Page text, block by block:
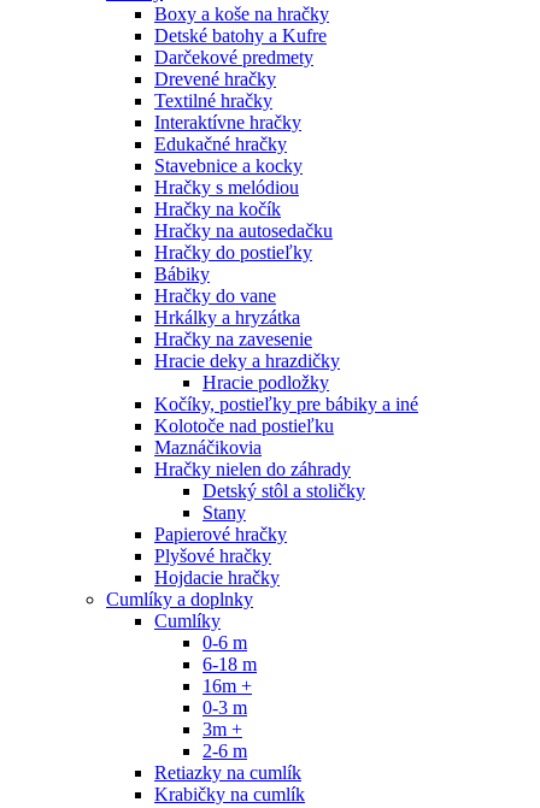
Boxy a koše na hračky
Detské batohy a Kufre
Darčekové predmety
Drevené hračky
Textilné hračky
Interaktívne hračky
Edukačné hračky
Stavebnice a kocky
Hračky s melódiou
Hračky na kočík
Hračky na autosedačku
Hračky do postieľky
Bábiky
Hračky do vane
Hrkálky a hryzátka
Hračky na zavesenie
Hracie deky a hrazdičky
Hracie podložky
Kočíky, postieľky pre bábiky a iné
Kolotoče nad postieľku
Maznáčikovia
Hračky nielen do záhrady
Detský stôl a stoličky
Stany
Papierové hračky
Plyšové hračky
Hojdacie hračky
Cumlíky a doplnky
Cumlíky
0-6 m
6-18 m
16m +
0-3 m
3m +
2-6 m
Retiazky na cumlík
Krabičky na cumlík